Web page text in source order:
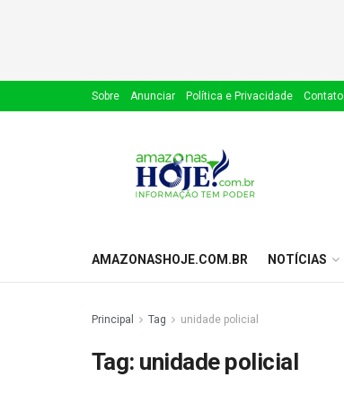
Sobre Anunciar Política e Privacidade Contato
AMAZONASHOJE.COM.BR NOTÍCIAS
Principal Tag unidade policial
Tag: unidade policial